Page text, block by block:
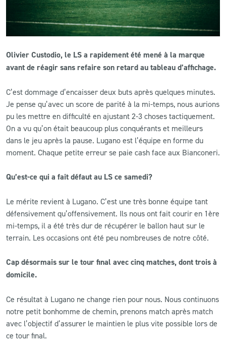
ACTUALITÉS
MATCH DES CELEBRITES
PRESSE ET MEDIAS
Olivier Custodio, le LS a rapidement été mené à la marque
avant de réagir sans refaire son retard au tableau d’affichage.
C’est dommage d’encaisser deux buts après quelques minutes.
Je pense qu’avec un score de parité à la mi-temps, nous aurions
pu les mettre en difficulté en ajustant 2-3 choses tactiquement.
On a vu qu’on était beaucoup plus conquérants et meilleurs
dans le jeu après la pause. Lugano est l’équipe en forme du
moment. Chaque petite erreur se paie cash face aux Bianconeri.
Qu’est-ce qui a fait défaut au LS ce samedi?
Le mérite revient à Lugano. C’est une très bonne équipe tant
défensivement qu’offensivement. Ils nous ont fait courir en 1ère
mi-temps, il a été très dur de récupérer le ballon haut sur le
terrain. Les occasions ont été peu nombreuses de notre côté.
Cap désormais sur le tour final avec cinq matches, dont trois à
domicile.
Ce résultat à Lugano ne change rien pour nous. Nous continuons
notre petit bonhomme de chemin, prenons match après match
avec l’objectif d’assurer le maintien le plus vite possible lors de
ce tour final.